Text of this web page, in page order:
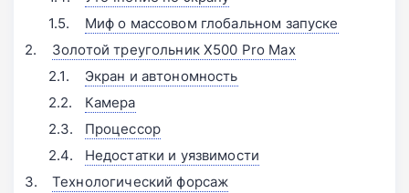
Миф о массовом глобальном запуске
Золотой треугольник X500 Pro Max
Экран и автономность
Камера
Процессор
Недостатки и уязвимости
Технологический форсаж